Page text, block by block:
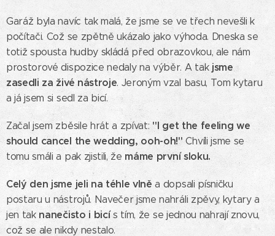
Garáž byla navíc tak malá, že jsme se ve třech nevešli k
počítači. Což se zpětně ukázalo jako výhoda. Dneska se
totiž spousta hudby skládá před obrazovkou, ale nám
prostorové dispozice nedaly na výběr. A tak jsme
zasedli za živé nástroje. Jeroným vzal basu, Tom kytaru
a já jsem si sedl za bicí.
Začal jsem zběsile hrát a zpívat: "I get the feeling we
should cancel the wedding, ooh-oh!" Chvíli jsme se
tomu smáli a pak zjistili, že máme první sloku.
Celý den jsme jeli na téhle vlně a dopsali písničku
postaru u nástrojů. Navečer jsme nahráli zpěvy, kytary a
jen tak nanečisto i bicís tím, že se jednou nahrají znovu,
což se ale nikdy nestalo.